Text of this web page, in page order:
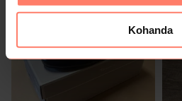
Kohanda